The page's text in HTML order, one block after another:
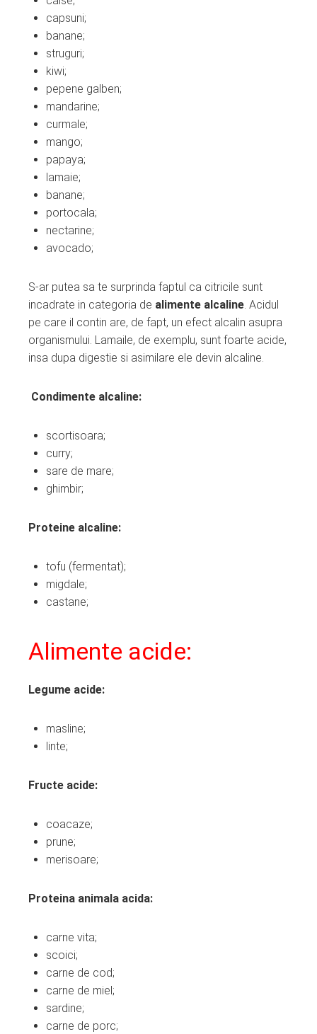
capsuni;
banane;
struguri;
kiwi;
pepene galben;
mandarine;
curmale;
mango;
papaya;
lamaie;
banane;
portocala;
nectarine;
avocado;
S-ar putea sa te surprinda faptul ca citricile sunt
incadrate in categoria de alimente alcaline. Acidul
pe care il contin are, de fapt, un efect alcalin asupra
organismului. Lamaile, de exemplu, sunt foarte acide,
insa dupa digestie si asimilare ele devin alcaline.
Condimente alcaline:
scortisoara;
curry;
sare de mare;
ghimbir;
Proteine alcaline:
tofu (fermentat);
migdale;
castane;
Alimente acide:
Legume acide:
masline;
linte;
Fructe acide:
coacaze;
prune;
merisoare;
Proteina animala acida:
carne vita;
scoici;
carne de cod;
carne de miel;
sardine;
carne de porc;